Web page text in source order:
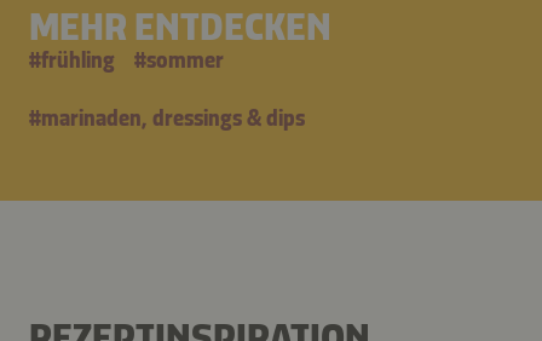
MEHR ENTDECKEN
#frühling #sommer
#marinaden, dressings & dips